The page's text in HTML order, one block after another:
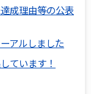
成理由等の公表
アルしました
ています！